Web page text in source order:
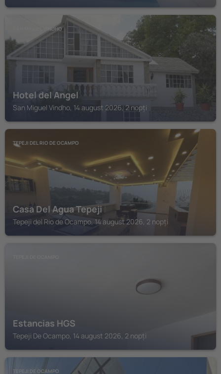
SAN MIGUEL VINDHO
Hotel del Angel
San Miguel Vindho, 14 august 2026, 2 nopți
TEPEJI DEL RIO DE OCAMPO
Casa Del Agua Tepeji
Tepeji del Rio de Ocampo, 14 august 2026, 2 nopți
Estancias HGS
Tepeji De Ocampo, 14 august 2026, 2 nopți
TEPEJI DE OCAMPO